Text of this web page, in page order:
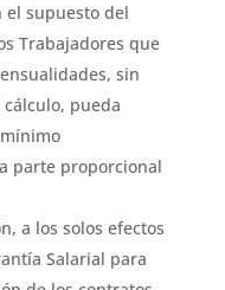
el supuesto del
Trabajadores que
sin
pueda
parte proporcional
a los solos efectos
Salarial para